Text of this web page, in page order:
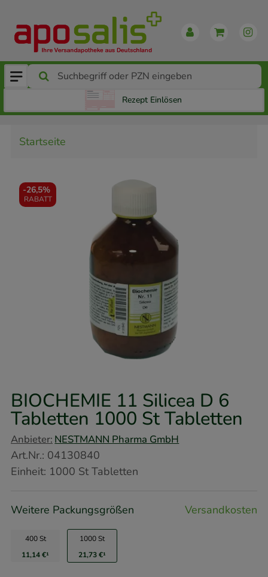
Rezept Einlösen
Startseite
-26,5%
RABATT
BIOCHEMIE 11 Silicea D 6
Tabletten 1000 StTabletten
Anbieter: NESTMANN Pharma GmbH
Art.Nr.: 04130840
Einheit: 1000 StTabletten
Weitere Packungsgrößen Versandkosten
400 St
11,14 €¹
1000 St
21,73 €¹